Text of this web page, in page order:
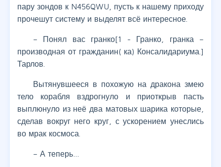
пару зондов к N456QWU, пусть к нашему приходу
прочешут систему и выделят всё интересное.
– Понял вас гранко[1 - Гранко, гранка –
производная от гражданин( ка) Консалидариума.]
Тарлов.
Вытянувшееся в похожую на дракона змею
тело корабля вздрогнуло и приоткрыв пасть
выплюнуло из неё два матовых шарика которые,
сделав вокруг него круг, с ускорением унеслись
во мрак космоса.
– А теперь…